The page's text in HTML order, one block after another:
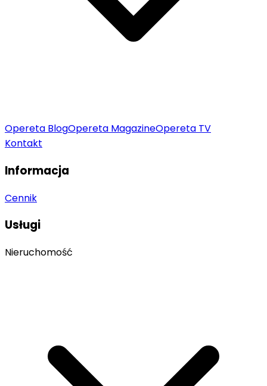
Opereta BlogOpereta MagazineOpereta TV
Kontakt
Informacja
Cennik
Usługi
Nieruchomość